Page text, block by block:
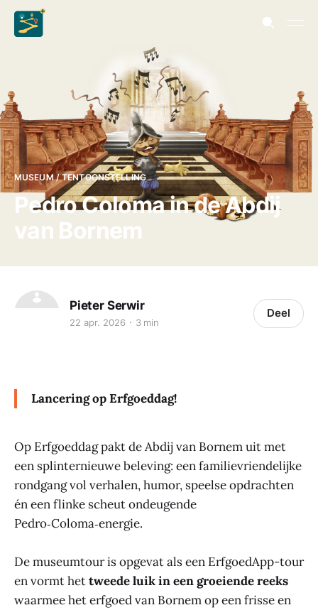
MUSEUM / TENTOONSTELLING
Pedro Coloma in de Abdij
van Bornem
Pieter Serwir
22 apr. 2026 3 min
Deel
Lancering op Erfgoeddag!
Op Erfgoeddag pakt de Abdij van Bornem uit met
een splinternieuwe beleving: een familievriendelijke
rondgang vol verhalen, humor, speelse opdrachten
én een flinke scheut ondeugende
Pedro‑Coloma‑energie.
De museumtour is opgevat als een ErfgoedApp-tour
en vormt hettweede luik in een groeiende reeks
waarmee het erfgoed van Bornem op een frisse en